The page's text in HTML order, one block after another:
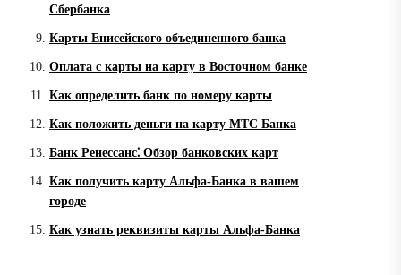
Сбербанка
Карты Енисейского объединенного банка
Оплата с карты на карту в Восточном банке
Как определить банк по номеру карты
Как положить деньги на карту МТС Банка
Банк Ренессанс⁚ Обзор банковских карт
Как получить карту Альфа-Банка в вашем
городе
Как узнать реквизиты карты Альфа-Банка